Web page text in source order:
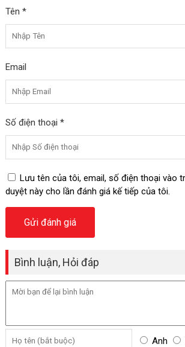
Tên *
Email
Số điện thoại *
Lưu tên của tôi, email, số điện thoại vào
duyệt này cho lần đánh giá kế tiếp của tôi.
Bình luận, Hỏi đáp
Anh